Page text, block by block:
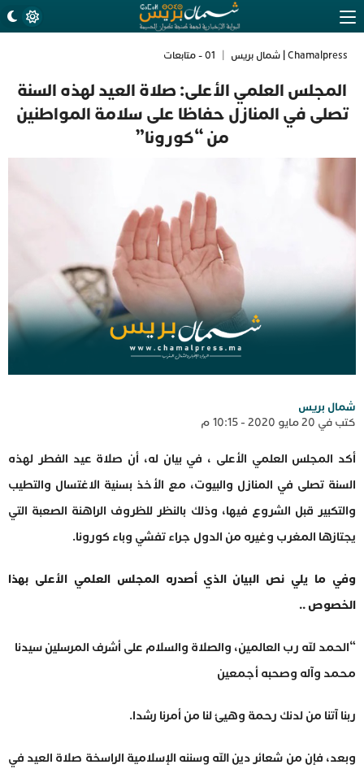
Chamalpress | شمال بريس 01 - متابعات
المجلس العلمي الأعلى: صلاة العيد لهذه السنة
تصلى في المنازل حفاظا على سلامة المواطنين
من “كورونا”
شمال بريس
كتب في 20 مايو 2020 - 10:15 م
أكد المجلس العلمي الأعلى ، في بيان له، أن صلاة عيد الفطر لهذه
السنة تصلى في المنازل والبيوت، مع الأخذ بسنية الاغتسال والتطيب
والتكبير قبل الشروع فيها، وذلك بالنظر للظروف الراهنة الصعبة التي
يجتازها المغرب وغيره من الدول جراء تفشي وباء كورونا.
وفي ما يلي نص البيان الذي أصدره المجلس العلمي الأعلى بهذا
الخصوص ..
“الحمد لله رب العالمين، والصلاة والسلام على أشرف المرسلين سيدنا
محمد وآله وصحبه أجمعين
ربنا آتنا من لدنك رحمة وهيئ لنا من أمرنا رشدا.
وبعد، فإن من شعائر دين الله وسننه الإسلامية الراسخة صلاة العيد في